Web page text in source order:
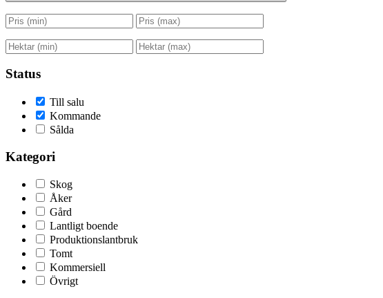
Status
Till salu
Kommande
Sålda
Kategori
Skog
Åker
Gård
Lantligt boende
Produktionslantbruk
Tomt
Kommersiell
Övrigt